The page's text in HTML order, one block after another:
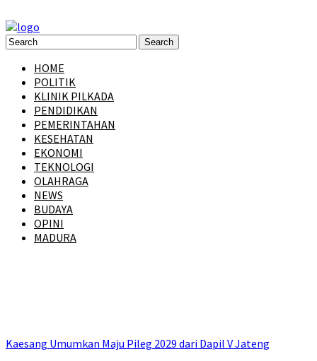
HOME
POLITIK
KLINIK PILKADA
PENDIDIKAN
PEMERINTAHAN
KESEHATAN
EKONOMI
TEKNOLOGI
OLAHRAGA
NEWS
BUDAYA
OPINI
MADURA
Kaesang Umumkan Maju Pileg 2029 dari Dapil V Jateng